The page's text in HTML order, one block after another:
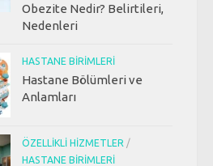
Obezite Nedir? Belirtileri,
Nedenleri
HASTANE BIRIMLERI
Hastane Bölümleri ve
Anlamları
ÖZELLIKLI HIZMETLER /
HASTANE BIRIMLERI